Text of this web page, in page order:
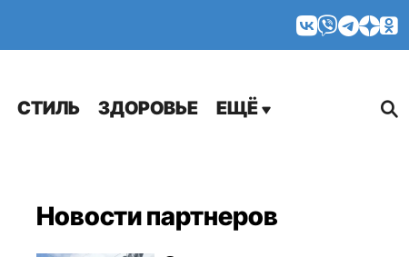
СТИЛЬ ЗДОРОВЬЕ ЕЩЁ
Новости партнеров